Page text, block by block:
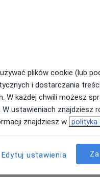
Sob, Ndz,
9 Sie
nie jest dostępne
plików cookie (lub
i dostarczania
W każdej chwili możesz
ustawieniach znajdziesz
znajdziesz w polityka
Edytuj ustawienia